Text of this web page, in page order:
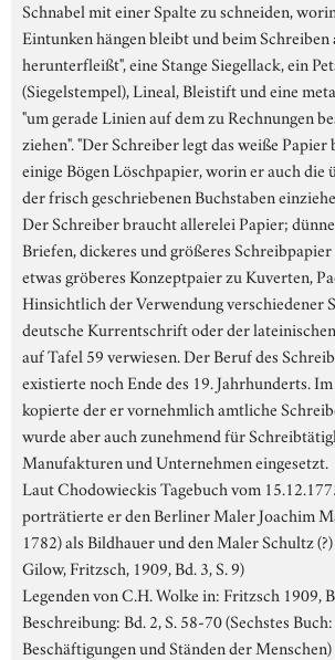
Schnabel mit einer Spalte zu schneiden,
Eintunken hängen bleibt und beim
herunterfleißt", eine Stange Siegellack, ein
(Siegelstempel), Lineal, Bleistift und eine
"um gerade Linien auf dem zu Rechnungen
ziehen". "Der Schreiber legt das weiße
einige Bögen Löschpapier, worin er auch die
der frisch geschriebenen Buchstaben
Der Schreiber braucht allerelei Papier;
Briefen, dickeres und größeres
etwas gröberes Konzeptpaier zu Kuverten,
Hinsichtlich der Verwendung verschiedener
deutsche Kurrentschrift oder der
auf Tafel 59 verwiesen. Der Beruf des
existierte noch Ende des 19. Jahrhunderts.
kopierte der er vornehmlich amtliche
wurde aber auch zunehmend für
Manufakturen und Unternehmen eingesetzt.
Laut Chodowieckis Tagebuch vom
porträtierte er den Berliner Maler Joachim
1782) als Bildhauer und den Maler Schultz
Gilow, Fritzsch, 1909, Bd. 3, S. 9)
Legenden von C.H. Wolke in: Fritzsch 1909,
Beschreibung: Bd. 2, S. 58-70 (Sechstes
Beschäftigungen und Ständen der Menschen)